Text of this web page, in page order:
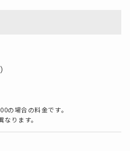
の場合の料金です。
ります。